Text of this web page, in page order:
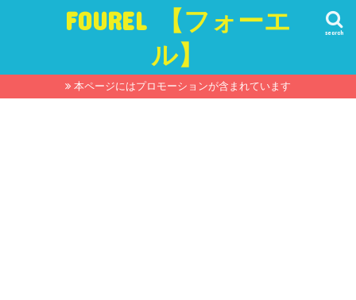
FOUREL 【フォーエ
ル】
search
本ページにはプロモーションが含まれています